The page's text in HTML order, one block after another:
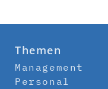
Themen
Management
Personal